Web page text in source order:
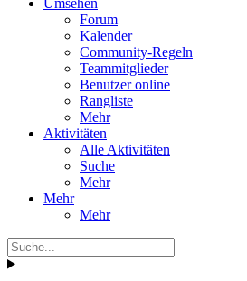
Forum
Kalender
Community-Regeln
Teammitglieder
Benutzer online
Rangliste
Mehr
Aktivitäten
Alle Aktivitäten
Suche
Mehr
Mehr
Mehr